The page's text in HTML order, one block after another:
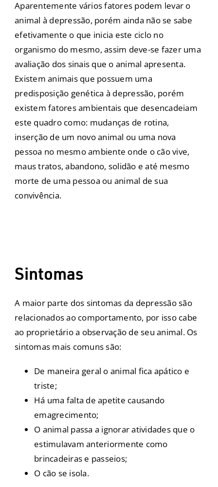
Aparentemente vários fatores podem levar o
animal à depressão, porém ainda não se sabe
efetivamente o que inicia este ciclo no
organismo do mesmo, assim deve-se fazer uma
avaliação dos sinais que o animal apresenta.
Existem animais que possuem uma
predisposição genética à depressão, porém
existem fatores ambientais que desencadeiam
este quadro como: mudanças de rotina,
inserção de um novo animal ou uma nova
pessoa no mesmo ambiente onde o cão vive,
maus tratos, abandono, solidão e até mesmo
morte de uma pessoa ou animal de sua
convivência.
Sintomas
A maior parte dos sintomas da depressão são
relacionados ao comportamento, por isso cabe
ao proprietário a observação de seu animal. Os
sintomas mais comuns são:
De maneira geral o animal fica apático e
triste;
Há uma falta de apetite causando
emagrecimento;
O animal passa a ignorar atividades que o
estimulavam anteriormente como
brincadeiras e passeios;
O cão se isola.